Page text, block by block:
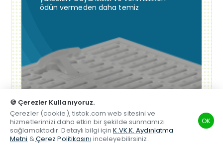
TSM Hesabım Whatsapp Telefon Beğenilen
🍪 Çerezler Kullanıyoruz.
Çerezler (cookie), tistok.com web sitesini ve
hizmetlerimizi daha etkin bir şekilde sunmamızı
sağlamaktadır. Detaylı bilgi içinK.VK.K. Aydınlatma
Metni &Çerez Politikasını inceleyebilirsiniz.
OK
ödün vermeden daha temiz